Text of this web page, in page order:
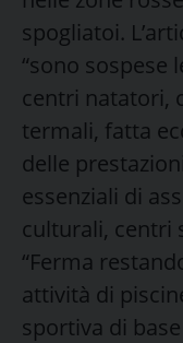
spogliatoi.
“sono sospese
centri natatori,
termali, fatta
delle
essenziali di
culturali, centri
“Ferma
attività di
sportiva di